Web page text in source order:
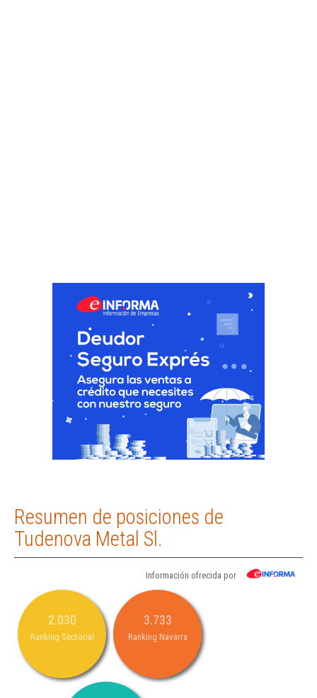
Resumen de posiciones de
Tudenova Metal Sl.
Información ofrecida por
2.030
Ranking Sectorial
3.733
Ranking Navarra